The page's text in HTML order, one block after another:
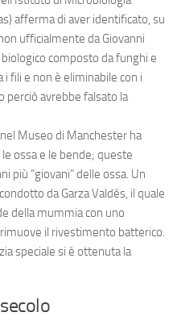
afferma di aver identificato, su
ufficialmente da Giovanni
composto da funghi e
fili e non è eliminabile con i
perciò avrebbe falsato la
Museo di Manchester ha
ossa e le bende; queste
più “giovani” delle ossa. Un
da Garza Valdés, il quale
della mummia con uno
il rivestimento batterico.
speciale si è ottenuta la